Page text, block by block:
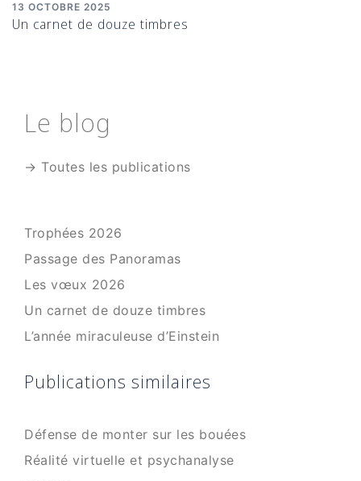
13 OCTOBRE 2025
Un carnet de douze timbres
Le blog
→ Toutes les publications
Trophées 2026
Passage des Panoramas
Les vœux 2026
Un carnet de douze timbres
L’année miraculeuse d’Einstein
Publications similaires
Défense de monter sur les bouées
Réalité virtuelle et psychanalyse